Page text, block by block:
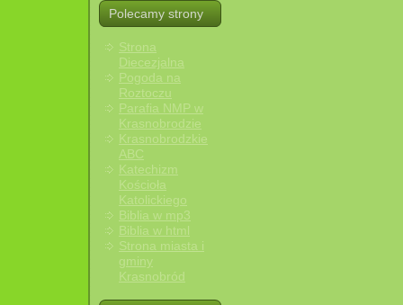
Polecamy strony
Strona
Diecezjalna
Pogoda na
Roztoczu
Parafia NMP w
Krasnobrodzie
Krasnobrodzkie
ABC
Katechizm
Kościoła
Katolickiego
Biblia w mp3
Biblia w html
Strona miasta i
gminy
Krasnobród